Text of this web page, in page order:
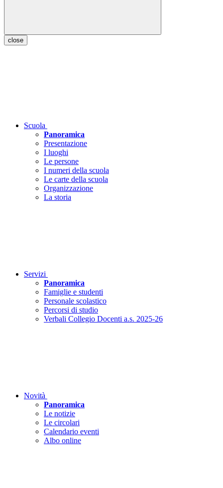
close
Scuola
Panoramica
Presentazione
I luoghi
Le persone
I numeri della scuola
Le carte della scuola
Organizzazione
La storia
Servizi
Panoramica
Famiglie e studenti
Personale scolastico
Percorsi di studio
Verbali Collegio Docenti a.s. 2025-26
Novità
Panoramica
Le notizie
Le circolari
Calendario eventi
Albo online